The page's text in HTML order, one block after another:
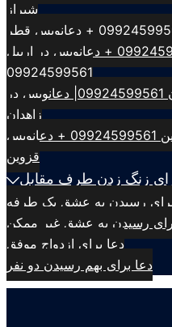
شیراز
دعانویس اربیل 09924599561 + دعانویس در اربیل
09924599561
دعانویس زاهدان 09924599561| دعانویس در
زاهدان
دعانویس در قزوین 09924599561 + دعانویس
قزوین
زنگ زدن طرف مقابل
رسیدن به عشق یک طرفه
رسیدن به عشق غیر ممکن
دعا برای ازدواج موفق
دعا برای بهم رسیدن دو نفر